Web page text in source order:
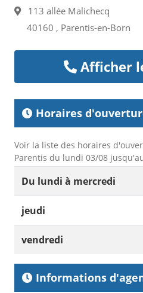
113 allée Malichecq
40160 , Parentis-en-Born
Afficher
Horaires
Voir la liste des horaires
Parentis du lundi 03/08
Du lundi à mercredi
jeudi
vendredi
Informations